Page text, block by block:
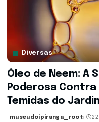
Diversas
Óleo de Neem: A
Poderosa Contra
Temidas do
museudoipiranga_root